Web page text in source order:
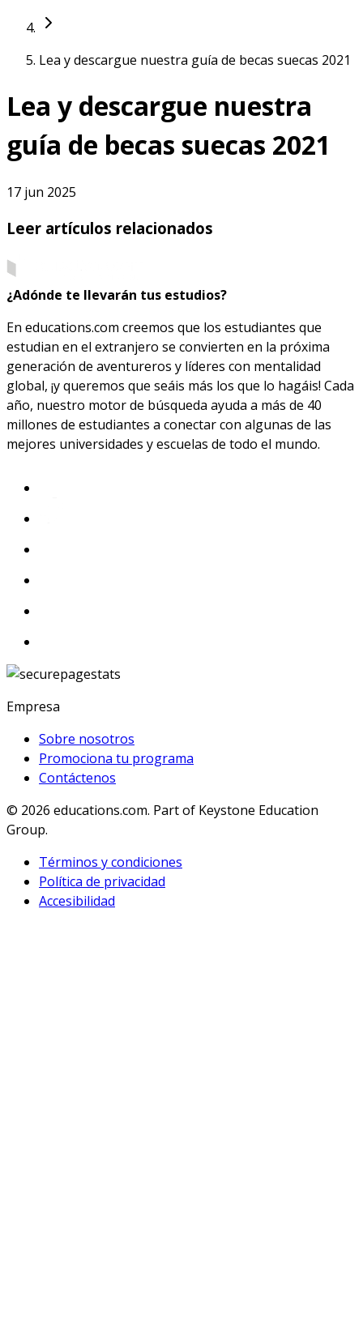
Lea y descargue nuestra guía de becas suecas 2021
Lea y descargue nuestra
guía de becas suecas 2021
17 jun 2025
Leer artículos relacionados
¿Adónde te llevarán tus estudios?
En educations.com creemos que los estudiantes que
estudian en el extranjero se convierten en la próxima
generación de aventureros y líderes con mentalidad
global, ¡y queremos que seáis más los que lo hagáis! Cada
año, nuestro motor de búsqueda ayuda a más de 40
millones de estudiantes a conectar con algunas de las
mejores universidades y escuelas de todo el mundo.
Empresa
Sobre nosotros
Promociona tu programa
Contáctenos
© 2026 educations.com. Part of Keystone Education
Group.
Términos y condiciones
Política de privacidad
Accesibilidad